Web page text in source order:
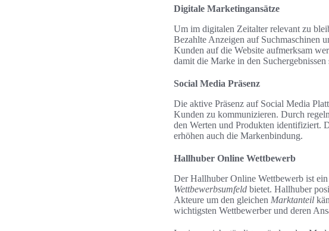
Digitale Marketingansätze
Um im digitalen Zeitalter relevant zu
Bezahlte Anzeigen auf Suchmaschinen
Kunden auf die Website aufmerksam
damit die Marke in den
Social Media Präsenz
Die aktive Präsenz auf Social Media
Kunden zu kommunizieren. Durch
den Werten und Produkten identifiziert.
erhöhen auch die Markenbindung.
Hallhuber Online Wettbewerb
Der Hallhuber Online Wettbewerb ist
Wettbewerbsumfeld bietet. Hallhuber
Akteure um den gleichen Marktanteil
wichtigsten Wettbewerber und deren